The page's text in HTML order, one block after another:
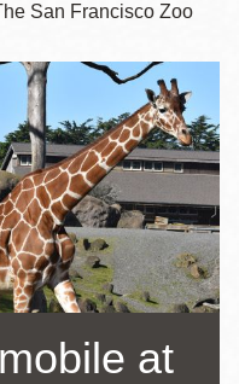
San Francisco Zoo
at